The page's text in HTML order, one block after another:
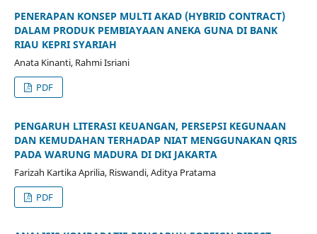
PENERAPAN KONSEP MULTI AKAD (HYBRID CONTRACT)
DALAM PRODUK PEMBIAYAAN ANEKA GUNA DI BANK
RIAU KEPRI SYARIAH
Anata Kinanti, Rahmi Isriani
PDF
PENGARUH LITERASI KEUANGAN, PERSEPSI KEGUNAAN
DAN KEMUDAHAN TERHADAP NIAT MENGGUNAKAN QRIS
PADA WARUNG MADURA DI DKI JAKARTA
Farizah Kartika Aprilia, Riswandi, Aditya Pratama
PDF